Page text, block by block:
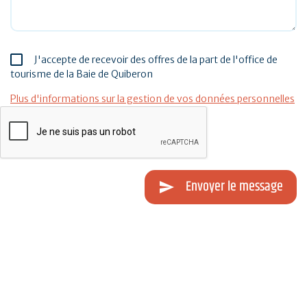
J'accepte de recevoir des offres de la part de l'office de
tourisme de la Baie de Quiberon
Plus d'informations sur la gestion de vos données personnelles